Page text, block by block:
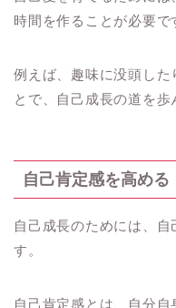
時間を作ることが必要で
例えば、趣味に没頭した
とで、自己成長の道を歩
自己肯定感を高める
自己成長のためには、
す。
自己肯定感とは、自分